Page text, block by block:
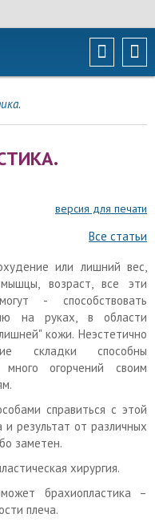
версия для печати
Все статьи
или лишний вес,
возраст, все эти
- способствовать
на руках, в области
кожи. Неэстетично
складки способны
много огорчений своим
справиться с этой
результат от различных
заметен.
хирургия.
брахиопластика –
плеча.